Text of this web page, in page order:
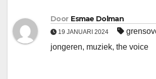
Door Esmae Dolman
19 JANUARI 2024
jongeren, muziek, the voice